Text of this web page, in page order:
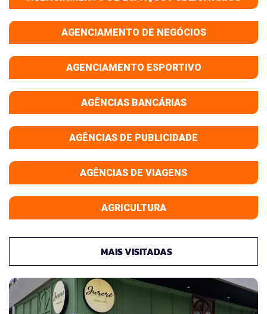
AGENCIAMENTO DE NEGÓCIOS
AGENCIAMENTO ESPORTIVO
AGÊNCIAS BANCÁRIAS
AGÊNCIAS DE PUBLICIDADE
AGÊNCIAS DE VIAGENS
AGRICULTURA
MAIS VISITADAS